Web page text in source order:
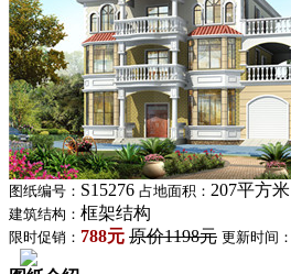
图纸编号： S15276 占地面积： 207平方米
建筑结构： 框架结构
限时促销： 788元 原价1198元 更新时间：